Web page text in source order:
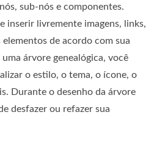
sub-nós e componentes.
inserir livremente imagens, links,
de acordo com sua
árvore genealógica, você
o estilo, o tema, o ícone, o
Durante o desenho da árvore
desfazer ou refazer sua